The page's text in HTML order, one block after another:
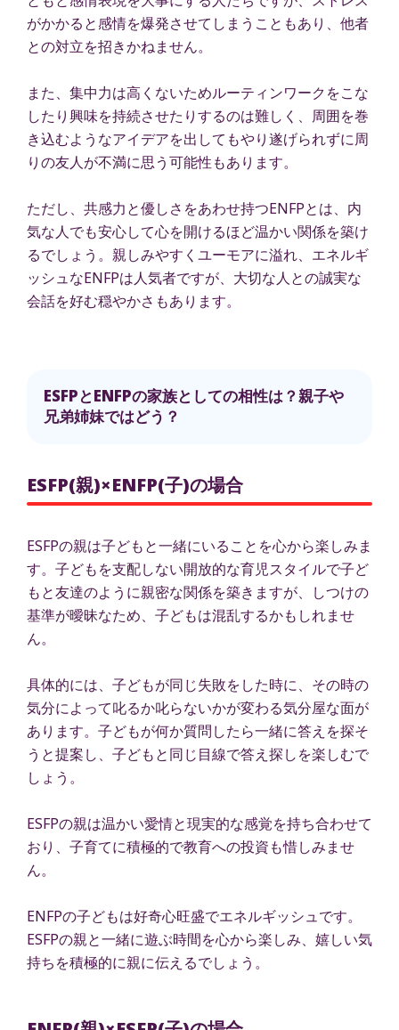
がかかると感情を爆発させてしまうこともあり、他者
との対立を招きかねません。
また、集中力は高くないためルーティンワークをこな
したり興味を持続させたりするのは難しく、周囲を巻
き込むようなアイデアを出してもやり遂げられずに周
りの友人が不満に思う可能性もあります。
ただし、共感力と優しさをあわせ持つENFPとは、内
気な人でも安心して心を開けるほど温かい関係を築け
るでしょう。親しみやすくユーモアに溢れ、エネルギ
ッシュなENFPは人気者ですが、大切な人との誠実な
会話を好む穏やかさもあります。
ESFPとENFPの家族としての相性は？親子や
兄弟姉妹ではどう？
ESFP(親)×ENFP(子)の場合
ESFPの親は子どもと一緒にいることを心から楽しみま
す。子どもを支配しない開放的な育児スタイルで子ど
もと友達のように親密な関係を築きますが、しつけの
基準が曖昧なため、子どもは混乱するかもしれませ
ん。
具体的には、子どもが同じ失敗をした時に、その時の
気分によって叱るか叱らないかが変わる気分屋な面が
あります。子どもが何か質問したら一緒に答えを探そ
うと提案し、子どもと同じ目線で答え探しを楽しむで
しょう。
ESFPの親は温かい愛情と現実的な感覚を持ち合わせて
おり、子育てに積極的で教育への投資も惜しみませ
ん。
ENFPの子どもは好奇心旺盛でエネルギッシュです。
ESFPの親と一緒に遊ぶ時間を心から楽しみ、嬉しい気
持ちを積極的に親に伝えるでしょう。